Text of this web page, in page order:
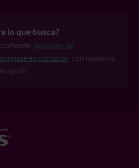
lo que busca?
buscador de
póngase en contacto con nosotros
ayuda.